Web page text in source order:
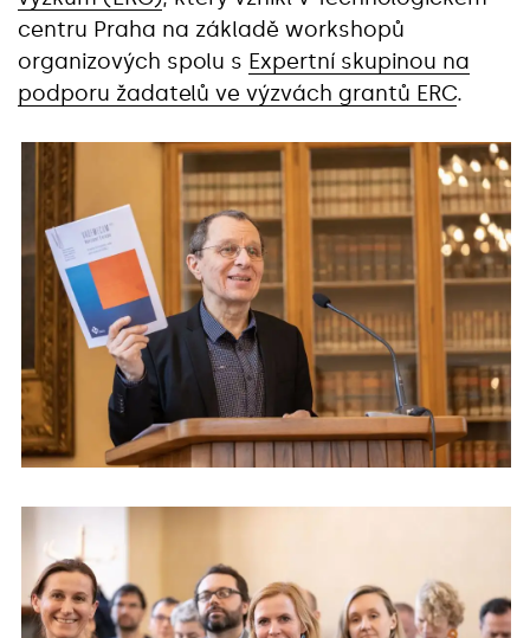
centru Praha na základě workshopů
organizových spolu s Expertní skupinou na
podporu žadatelů ve výzvách grantů ERC.